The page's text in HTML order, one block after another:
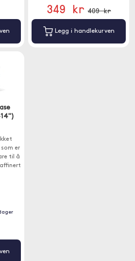
349 kr 409 kr
Legg i handlekurven
er
til å